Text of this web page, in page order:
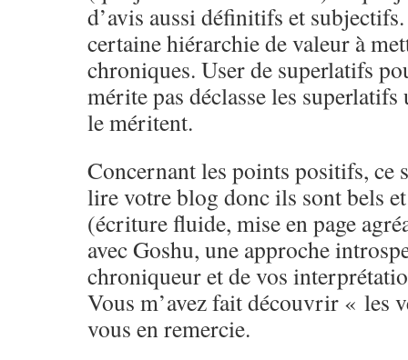
d’avis aussi définitifs et
certaine hiérarchie de valeur à
chroniques. User de superlatifs
mérite pas déclasse les
le méritent.
Concernant les points positifs, ce
lire votre blog donc ils sont bels
(écriture fluide, mise en page
avec Goshu, une approche
chroniqueur et de vos
Vous m’avez fait découvrir « les
vous en remercie.